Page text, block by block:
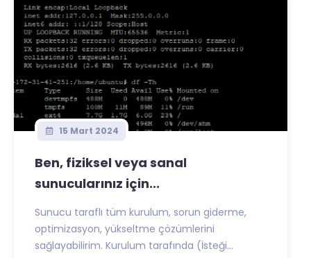
15 Mart 2024
Ben, fiziksel veya sanal
sunucularınız için...
Sunucu taraflı tüm kurulum, sorun giderme,
optimizasyon, yükseltme çözümlerini
sağlayabilirim. Kurulum tarafında (İsteği...